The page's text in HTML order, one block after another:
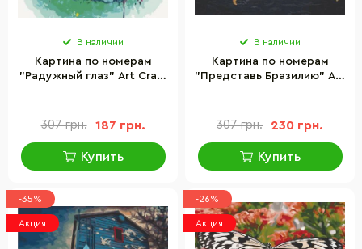
В наличии
Картина по номерам
"Радужный глаз" Art Craft
307 грн. 187 грн.
Купить
В наличии
Картина по номерам
"Представь Бразилию" Art
307 грн. 230 грн.
Купить
-35%
Акция
-26%
Акция